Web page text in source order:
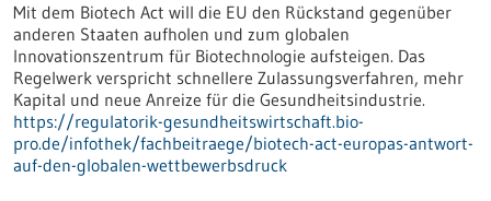
Mit dem Biotech Act will die EU den Rückstand gegenüber
anderen Staaten aufholen und zum globalen
Innovationszentrum für Biotechnologie aufsteigen. Das
Regelwerk verspricht schnellere Zulassungsverfahren, mehr
Kapital und neue Anreize für die Gesundheitsindustrie.
https://regulatorik-gesundheitswirtschaft.bio-
pro.de/infothek/fachbeitraege/biotech-act-europas-antwort-
auf-den-globalen-wettbewerbsdruck